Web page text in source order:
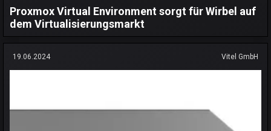
Proxmox Virtual Environment sorgt für Wirbel auf
dem Virtualisierungsmarkt
19.06.2024 Vitel GmbH